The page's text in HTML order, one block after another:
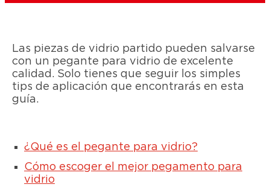
Las piezas de vidrio partido pueden salvarse
con un pegante para vidrio de excelente
calidad. Solo tienes que seguir los simples
tips de aplicación que encontrarás en esta
guía.
¿Qué es el pegante para vidrio?
Cómo escoger el mejor pegamento para
vidrio